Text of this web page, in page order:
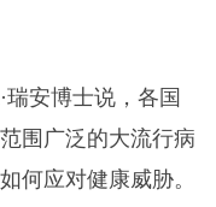
安博士说，各国
围广泛的大流行病
何应对健康威胁。